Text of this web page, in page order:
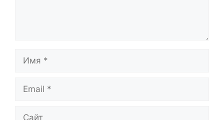
Имя
Email
Сайт